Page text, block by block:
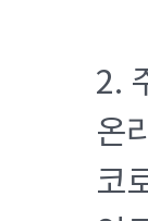
2.
온
코